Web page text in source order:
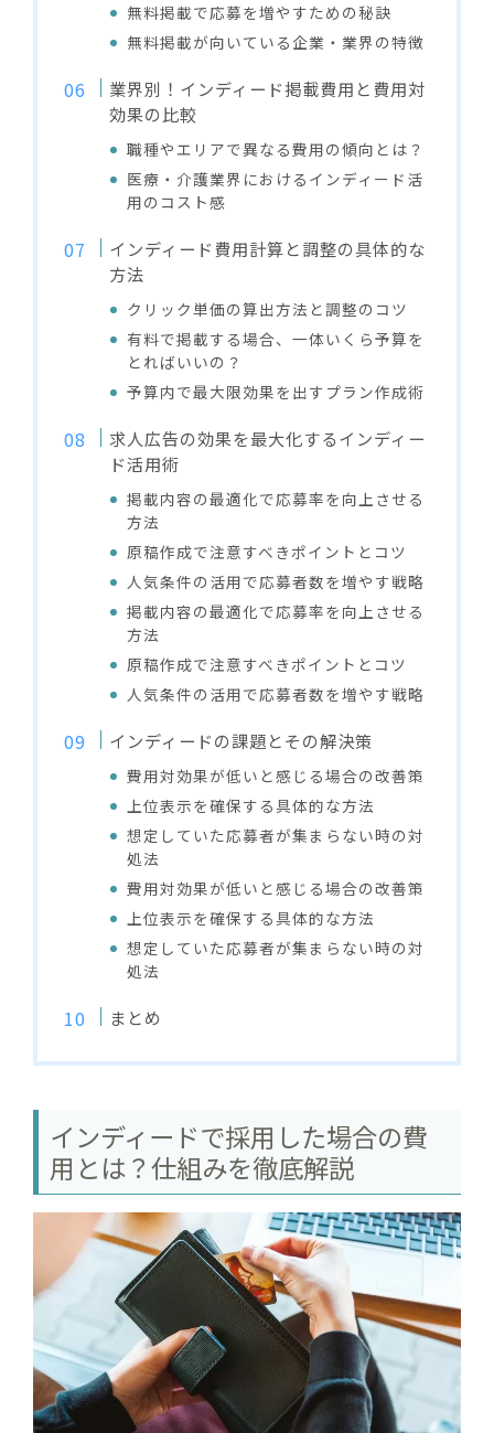
無料掲載で応募を増やすための秘訣
無料掲載が向いている企業・業界の特徴
業界別！インディード掲載費用と費用対
効果の比較
職種やエリアで異なる費用の傾向とは？
医療・介護業界におけるインディード活
用のコスト感
インディード費用計算と調整の具体的な
方法
クリック単価の算出方法と調整のコツ
有料で掲載する場合、一体いくら予算を
とればいいの？
予算内で最大限効果を出すプラン作成術
求人広告の効果を最大化するインディー
ド活用術
掲載内容の最適化で応募率を向上させる
方法
原稿作成で注意すべきポイントとコツ
人気条件の活用で応募者数を増やす戦略
掲載内容の最適化で応募率を向上させる
方法
原稿作成で注意すべきポイントとコツ
人気条件の活用で応募者数を増やす戦略
インディードの課題とその解決策
費用対効果が低いと感じる場合の改善策
上位表示を確保する具体的な方法
想定していた応募者が集まらない時の対
処法
費用対効果が低いと感じる場合の改善策
上位表示を確保する具体的な方法
想定していた応募者が集まらない時の対
処法
まとめ
インディードで採用した場合の費
用とは？仕組みを徹底解説